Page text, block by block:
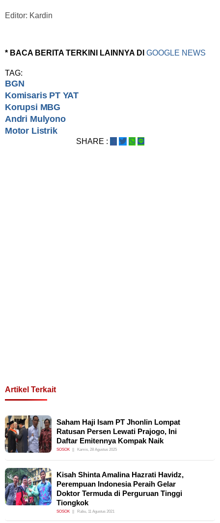
Editor: Kardin
* BACA BERITA TERKINI LAINNYA DI GOOGLE NEWS
TAG:
BGN
Komisaris PT YAT
Korupsi MBG
Andri Mulyono
Motor Listrik
SHARE :
Artikel Terkait
Saham Haji Isam PT Jhonlin Lompat
Ratusan Persen Lewati Prajogo, Ini
Daftar Emitennya Kompak Naik
SOSOK Kamis, 28 Agustus 2025
Kisah Shinta Amalina Hazrati Havidz,
Perempuan Indonesia Peraih Gelar
Doktor Termuda di Perguruan Tinggi
Tiongkok
SOSOK Rabu, 11 Agustus 2021